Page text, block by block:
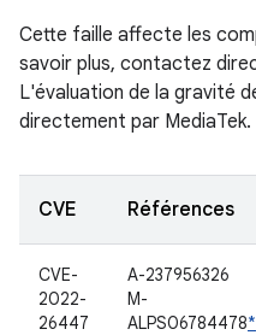
Cette faille affecte les
savoir plus, contactez
L'évaluation de la gravité
directement par MediaTek.
CVE Références
CVE-
2022-
26447
A-237956326
M-
ALPS06784478*